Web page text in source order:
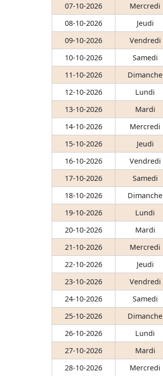
07-10-2026
Mercredi
08-10-2026
Jeudi
09-10-2026
Vendredi
10-10-2026
Samedi
11-10-2026
Dimanche
12-10-2026
Lundi
13-10-2026
Mardi
14-10-2026
Mercredi
15-10-2026
Jeudi
16-10-2026
Vendredi
17-10-2026
Samedi
18-10-2026
Dimanche
19-10-2026
Lundi
20-10-2026
Mardi
21-10-2026
Mercredi
22-10-2026
Jeudi
23-10-2026
Vendredi
24-10-2026
Samedi
25-10-2026
Dimanche
26-10-2026
Lundi
27-10-2026
Mardi
28-10-2026
Mercredi